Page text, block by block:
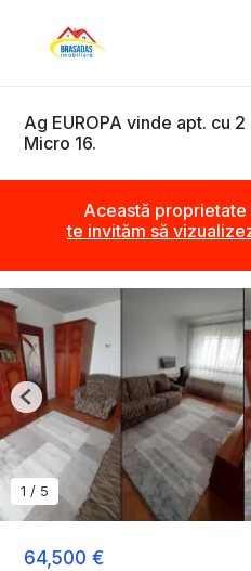
Ag EUROPA vinde apt. cu
Micro 16.
Această proprietate
te invităm să
64,500 €
1 / 5
Previous